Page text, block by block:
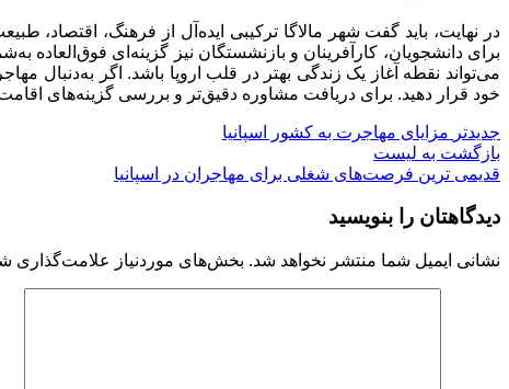
در نهایت، باید گفت شهر مالاگا ترکیبی ایده‌آل از فرهنگ،
برای دانشجویان، کارآفرینان و بازنشستگان نیز گزینه‌ای فوق‌العاده
می‌تواند نقطه آغاز یک زندگی بهتر در قلب اروپا باشد. اگر به‌دنبال
خود قرار دهید. برای دریافت مشاوره دقیق‌تر و بررسی گزینه‌های
جدیدتر مزایای مهاجرت به کشور اسپانیا
بازگشت به لیست
قدیمی ترین فرصت‌های شغلی برای مهاجران در اسپانیا
دیدگاهتان را بنویسید
نشانی ایمیل شما منتشر نخواهد شد. بخش‌های موردنیاز علامت‌گذاری